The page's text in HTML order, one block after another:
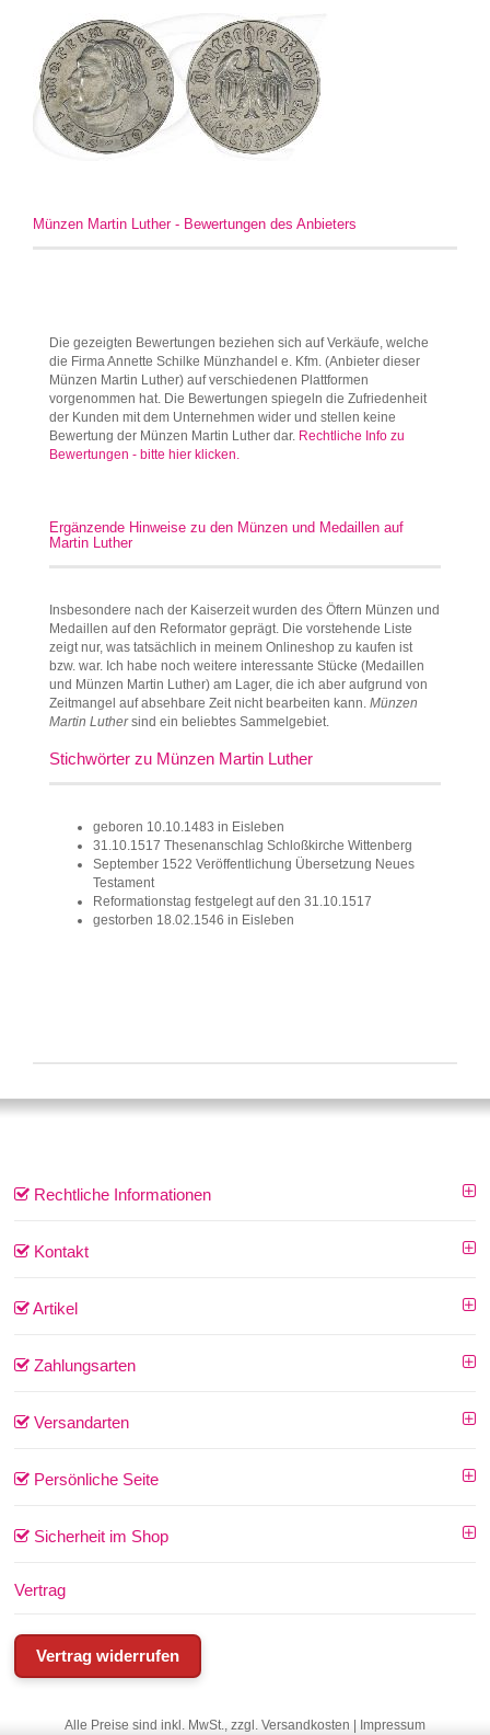
Münzen Martin Luther - Bewertungen des Anbieters
Die gezeigten Bewertungen beziehen sich auf Verkäufe, welche
die Firma Annette Schilke Münzhandel e. Kfm. (Anbieter dieser
Münzen Martin Luther) auf verschiedenen Plattformen
vorgenommen hat. Die Bewertungen spiegeln die Zufriedenheit
der Kunden mit dem Unternehmen wider und stellen keine
Bewertung der Münzen Martin Luther dar. Rechtliche Info zu
Bewertungen - bitte hier klicken.
Ergänzende Hinweise zu den Münzen und Medaillen auf
Martin Luther
Insbesondere nach der Kaiserzeit wurden des Öftern Münzen und
Medaillen auf den Reformator geprägt. Die vorstehende Liste
zeigt nur, was tatsächlich in meinem Onlineshop zu kaufen ist
bzw. war. Ich habe noch weitere interessante Stücke (Medaillen
und Münzen Martin Luther) am Lager, die ich aber aufgrund von
Zeitmangel auf absehbare Zeit nicht bearbeiten kann. Münzen
Martin Luthersind ein beliebtes Sammelgebiet.
Stichwörter zu Münzen Martin Luther
geboren 10.10.1483 in Eisleben
31.10.1517 Thesenanschlag Schloßkirche Wittenberg
September 1522 Veröffentlichung Übersetzung Neues
Testament
Reformationstag festgelegt auf den 31.10.1517
gestorben 18.02.1546 in Eisleben
Rechtliche Informationen
Kontakt
Artikel
Zahlungsarten
Versandarten
Persönliche Seite
Sicherheit im Shop
Vertrag
Vertrag widerrufen
Alle Preise sind inkl. MwSt., zzgl. Versandkosten Impressum